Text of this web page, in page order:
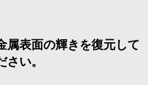
属表面の輝きを復元して
さい。